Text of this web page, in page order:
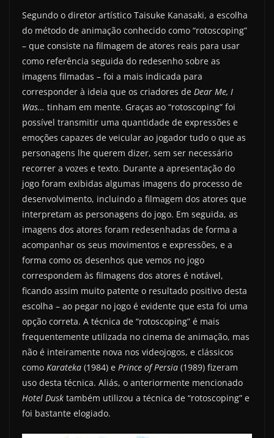
Segundo o diretor artístico Taisuke Kanasaki, a escolha
do método de animação conhecido como “rotoscoping”
– que consiste na filmagem de atores reais para usar
como referência seguida do redesenho sobre as
imagens filmadas – foi a mais indicada para
corresponder à ideia que os criadores de Dear Me, I
Was… tinham em mente. Graças ao “rotoscoping” foi
possível transmitir uma quantidade de expressões e
emoções capazes de veicular ao jogador tudo o que as
personagens lhe querem dizer, sem ser necessário
recorrer a vozes e texto. Durante a apresentação do
jogo foram exibidas algumas imagens do processo de
desenvolvimento, incluindo a filmagem dos atores que
interpretam as personagens do jogo. Em seguida, as
imagens dos atores foram redesenhadas de forma a
acompanhar os seus movimentos e expressões, e a
forma como os desenhos que vemos no jogo
correspondem às filmagens dos atores é notável,
ficando assim muito patente o resultado positivo desta
escolha – ao pegar no jogo é evidente que esta foi uma
opção correta. A técnica de “rotoscoping” é mais
frequentemente utilizada no cinema de animação, mas
não é inteiramente nova nos videojogos, e clássicos
como Karateka (1984) e Prince of Persia (1989) fizeram
uso desta técnica. Aliás, o anteriormente mencionado
Hotel Dusk também utilizou a técnica de “rotoscoping” e
foi bastante elogiado.